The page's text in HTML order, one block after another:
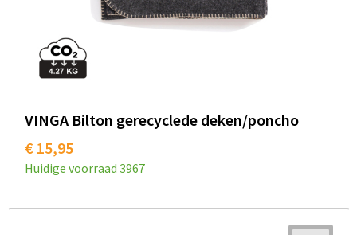
VINGA Bilton gerecyclede deken/poncho
€ 15,95
Huidige voorraad 3967